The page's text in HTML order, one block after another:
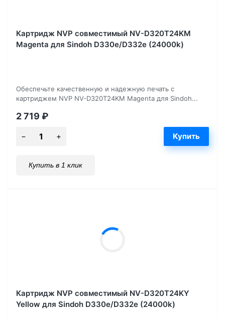
Картридж NVP совместимый NV-D320T24KM
Magenta для Sindoh D330e/D332e (24000k)
Обеспечьте качественную и надежную печать с
картриджем NVP NV-D320T24KM Magenta для Sindoh...
2 719 ₽
Купить в 1 клик
Картридж NVP совместимый NV-D320T24KY
Yellow для Sindoh D330e/D332e (24000k)